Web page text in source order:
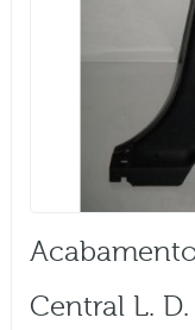
Central L.